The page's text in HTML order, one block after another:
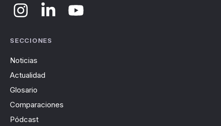
SECCIONES
Noticias
Actualidad
Glosario
Comparaciones
Pódcast